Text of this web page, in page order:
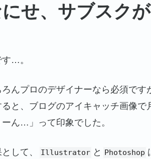
せ、サブスク
す…。
ろんプロのデザイナーなら必須で
ると、ブログのアイキャッチ画像
ーん…」って印象でした。
して、 Illustrator と Photoshop